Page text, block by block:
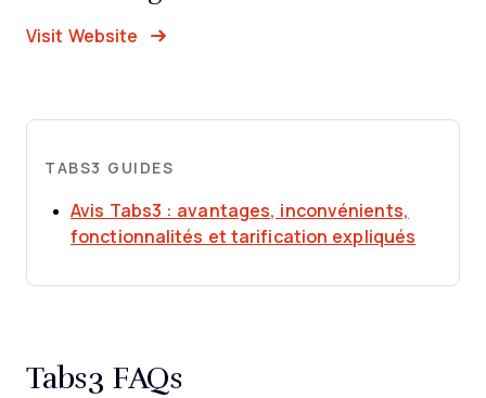
Visit Website Opens New Window
TABS3 GUIDES
Avis Tabs3 : avantages, inconvénients,
fonctionnalités et tarification expliqués
Tabs3 FAQs